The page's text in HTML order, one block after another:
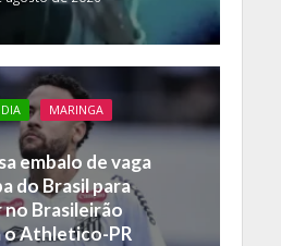
MARINGA
embalo de vaga
do Brasil para
no Brasileirão
Athletico-PR